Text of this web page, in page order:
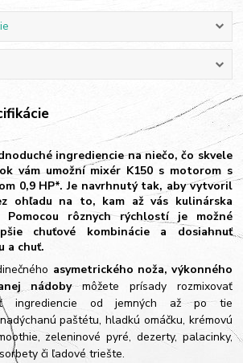
ingrediencie na niečo, čo skvele
vám umožní mixér K150 s motorom s
0,9 HP*. Je navrhnutý tak, aby vytvoril
ohľadu na to, kam až vás kulinárska
Pomocou rôznych rýchlostí je možné
chuťové kombinácie a dosiahnuť
a chuť.
asymetrického noža, výkonného
nádobymôžete prísady rozmixovať
ingrediencie od jemných až po tie
paštétu, hladkú omáčku, krémovú
zeleninové pyré, dezerty, palacinky,
či ľadové triešte.